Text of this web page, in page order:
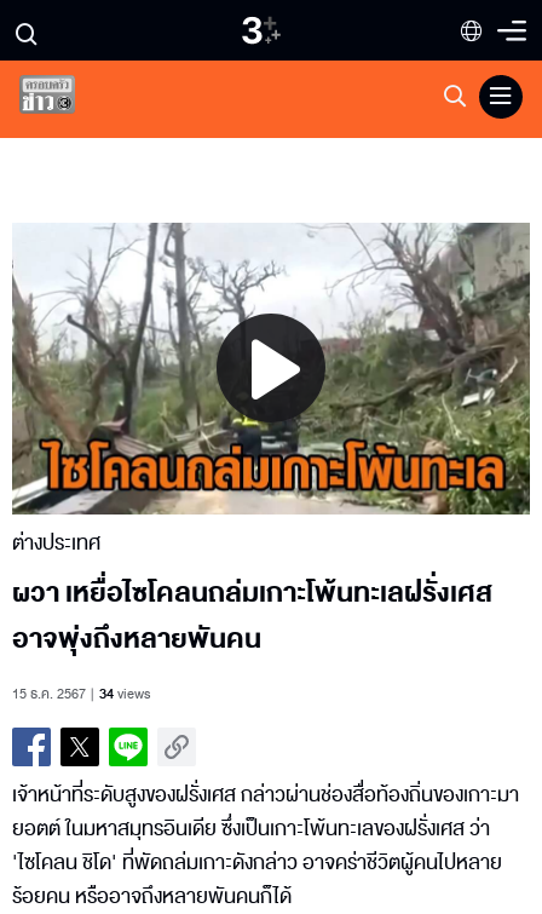
Play
Video
ต่างประเทศ
ผวา เหยื่อไซโคลนถล่มเกาะโพ้นทะเลฝรั่งเศส
อาจพุ่งถึงหลายพันคน
15 ธ.ค. 2567 34views
เจ้าหน้าที่ระดับสูงของฝรั่งเศส กล่าวผ่านช่องสื่อท้องถิ่นของเกาะมา
ยอตต์ ในมหาสมุทรอินเดีย ซึ่งเป็นเกาะโพ้นทะเลของฝรั่งเศส ว่า
'ไซโคลน ชิโด' ที่พัดถล่มเกาะดังกล่าว อาจคร่าชีวิตผู้คนไปหลาย
ร้อยคน หรืออาจถึงหลายพันคนก็ได้